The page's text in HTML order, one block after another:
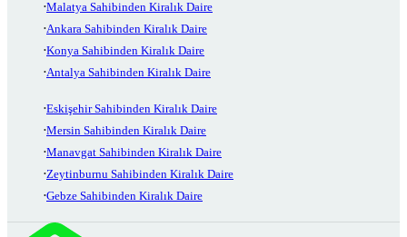
Malatya Sahibinden Kiralık Daire
Ankara Sahibinden Kiralık Daire
Konya Sahibinden Kiralık Daire
Antalya Sahibinden Kiralık Daire
Eskişehir Sahibinden Kiralık Daire
Mersin Sahibinden Kiralık Daire
Manavgat Sahibinden Kiralık Daire
Zeytinburnu Sahibinden Kiralık Daire
Gebze Sahibinden Kiralık Daire